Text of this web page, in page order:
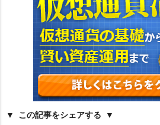
この記事をシェアする